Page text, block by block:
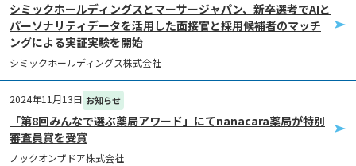
シミックホールディングスとマーサージャパン、新卒選考でAIと
パーソナリティデータを活用した面接官と採用候補者のマッチ
ングによる実証実験を開始
シミックホールディングス株式会社
2024年11月13日 お知らせ
「第8回みんなで選ぶ薬局アワード」にてnanacara薬局が特別
審査員賞を受賞
ノックオンザドア株式会社